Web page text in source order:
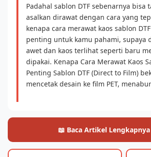
Padahal sablon DTF sebenarnya bisa
asalkan dirawat dengan cara yang
kenapa cara merawat kaos sablon
penting untuk kamu pahami, supaya
awet dan kaos terlihat seperti baru
dipakai. Kenapa Cara Merawat Kaos
Penting Sablon DTF (Direct to Film)
mencetak desain ke film PET,
📖 Baca Artikel